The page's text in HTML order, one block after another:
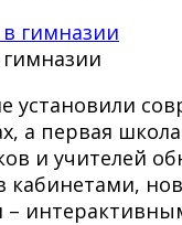
установили
а первая
и учителей
кабинетами,
–